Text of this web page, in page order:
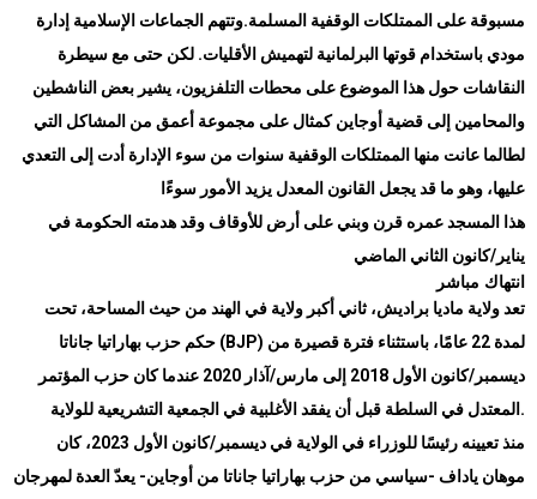
مسبوقة على الممتلكات الوقفية المسلمة.وتتهم الجماعات الإسلامية إدارة
مودي باستخدام قوتها البرلمانية لتهميش الأقليات. لكن حتى مع سيطرة
النقاشات حول هذا الموضوع على محطات التلفزيون، يشير بعض الناشطين
والمحامين إلى قضية أوجاين كمثال على مجموعة أعمق من المشاكل التي
لطالما عانت منها الممتلكات الوقفية سنوات من سوء الإدارة أدت إلى التعدي
عليها، وهو ما قد يجعل القانون المعدل يزيد الأمور سوءًا
هذا المسجد عمره قرن وبني على أرض للأوقاف وقد هدمته الحكومة في
يناير/كانون الثاني الماضي
انتهاك مباشر
تعد ولاية ماديا براديش، ثاني أكبر ولاية في الهند من حيث المساحة، تحت
حكم حزب بهاراتيا جاناتا (BJP) لمدة 22 عامًا، باستثناء فترة قصيرة من
ديسمبر/كانون الأول 2018 إلى مارس/آذار 2020 عندما كان حزب المؤتمر
المعتدل في السلطة قبل أن يفقد الأغلبية في الجمعية التشريعية للولاية .
منذ تعيينه رئيسًا للوزراء في الولاية في ديسمبر/كانون الأول 2023، كان
موهان ياداف -سياسي من حزب بهاراتيا جاناتا من أوجاين- يعدّ العدة لمهرجان